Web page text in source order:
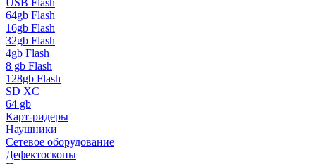
USB Flash
64gb Flash
16gb Flash
32gb Flash
4gb Flash
8 gb Flash
128gb Flash
SD XC
64 gb
Карт-ридеры
Наушники
Сетевое оборудование
Дефектоскопы